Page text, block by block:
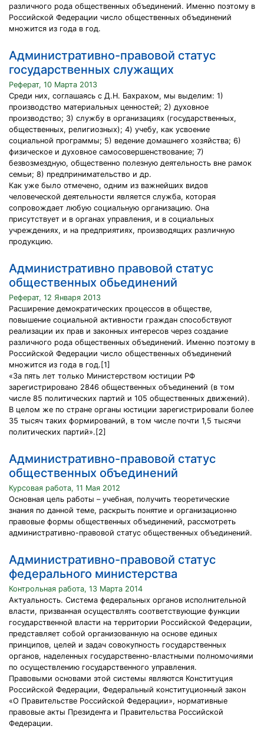
различного рода общественных объединений. Именно поэтому в
Российской Федерации число общественных объединений
множится из года в год.
Административно-правовой статус
государственных служащих
Реферат, 10 Марта 2013
Среди них, соглашаясь с Д.Н. Бахрахом, мы выделим: 1)
производство материальных ценностей; 2) духовное
производство; 3) службу в организациях (государственных,
общественных, религиозных); 4) учебу, как усвоение
социальной программы; 5) ведение домашнего хозяйства; 6)
физическое и духовное самосовершенствование; 7)
безвозмездную, общественно полезную деятельность вне рамок
семьи; 8) предпринимательство и др.
Как уже было отмечено, одним из важнейших видов
человеческой деятельности является служба, которая
сопровождает любую социальную организацию. Она
присутствует и в органах управления, и в социальных
учреждениях, и на предприятиях, производящих различную
продукцию.
Административно правовой статус
общественных обьединений
Реферат, 12 Января 2013
Расширение демократических процессов в обществе,
повышение социальной активности граждан способствуют
реализации их прав и законных интересов через создание
различного рода общественных объединений. Именно поэтому в
Российской Федерации число общественных объединений
множится из года в год.[1]
«За пять лет только Министерством юстиции РФ
зарегистрировано 2846 общественных объединений (в том
числе 85 политических партий и 105 общественных движений).
В целом же по стране органы юстиции зарегистрировали более
35 тысяч таких формирований, в том числе почти 1,5 тысячи
политических партий».[2]
Административно-правовой статус
общественных объединений
Курсовая работа, 11 Мая 2012
Основная цель работы – учебная, получить теоретические
знания по данной теме, раскрыть понятие и организационно
правовые формы общественных объединений, рассмотреть
административно-правовой статус общественных объединений.
Административно-правовой статус
федерального министерства
Контрольная работа, 13 Марта 2014
Актуальность. Система федеральных органов исполнительной
власти, призванная осуществлять соответствующие функции
государственной власти на территории Российской Федерации,
представляет собой организованную на основе единых
принципов, целей и задач совокупность государственных
органов, наделенных государственно-властными полномочиями
по осуществлению государственного управления.
Правовыми основами этой системы являются Конституция
Российской Федерации, Федеральный конституционный закон
«О Правительстве Российской Федерации», нормативные
правовые акты Президента и Правительства Российской
Федерации.